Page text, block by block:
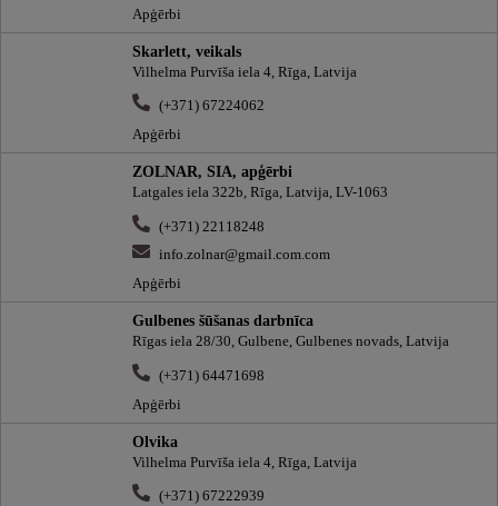
Apģērbi
Skarlett, veikals
Vilhelma Purvīša iela 4, Rīga, Latvija
(+371) 67224062
Apģērbi
ZOLNAR, SIA, apģērbi
Latgales iela 322b, Rīga, Latvija, LV-1063
(+371) 22118248
info.zolnar@gmail.com.com
Apģērbi
Gulbenes šūšanas darbnīca
Rīgas iela 28/30, Gulbene, Gulbenes novads, Latvija
(+371) 64471698
Apģērbi
Olvika
Vilhelma Purvīša iela 4, Rīga, Latvija
(+371) 67222939